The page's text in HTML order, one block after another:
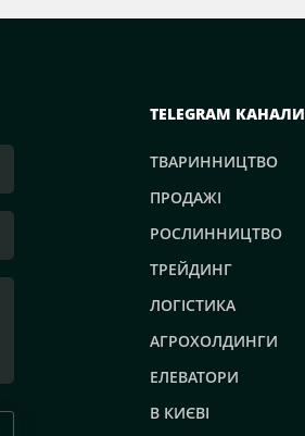
TELEGRAM КАНАЛИ
ТВАРИННИЦТВО
ПРОДАЖІ
РОСЛИННИЦТВО
ТРЕЙДИНГ
ЛОГІСТИКА
АГРОХОЛДИНГИ
ЕЛЕВАТОРИ
В КИЄВІ